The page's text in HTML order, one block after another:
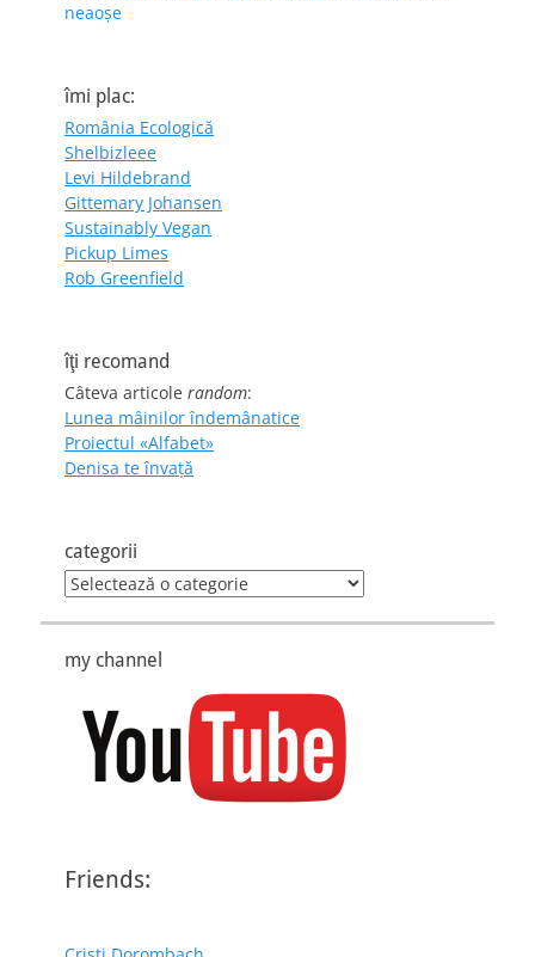
neaoșe
îmi plac:
România Ecologică
Shelbizleee
Levi Hildebrand
Gittemary Johansen
Sustainably Vegan
Pickup Limes
Rob Greenfield
îţi recomand
Câteva articole random:
Lunea mâinilor îndemânatice
Proiectul «Alfabet»
Denisa te învaţă
categorii
categorii
my channel
Friends: